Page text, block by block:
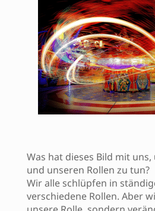
Was hat dieses Bild mit
und unseren Rollen zu tun?
Wir alle schlüpfen in
verschiedene Rollen. Aber